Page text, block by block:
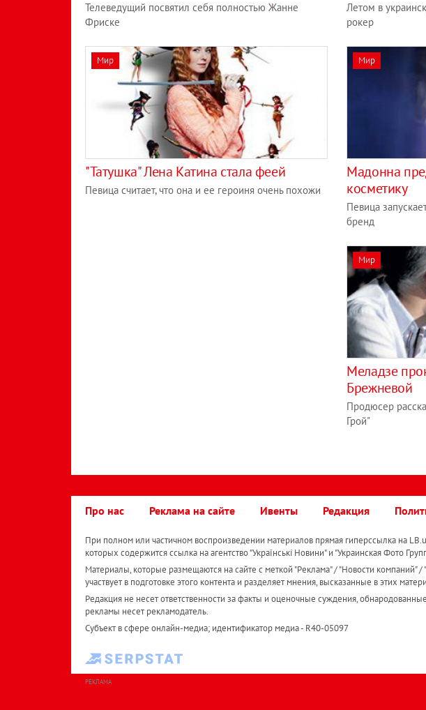
Телеведущий посвятил себя полностью Жанне
Фриске
Летом в
рокер
Мир
"Татушка" Лена Катина стала феей
Певица считает, что она и ее героиня очень похожи
Мир
Мадонна
косметику
Певица
бренд
Мир
Меладзе
Брежневой
Продюсер
Грой"
Про нас Реклама на сайте Ивенты Редакция
При полном или частичном воспроизведении материалов прямая гиперссылка на
которых содержится ссылка на агентство "Українськi Новини" и "Украинская Фото
Материалы, которые размещаются на сайте с меткой "Реклама" / "Новости
участвует в подготовке этого контента и разделяет мнения, высказанные в этих
Редакция не несет ответственности за факты и оценочные суждения,
рекламы несет рекламодатель.
Субъект в сфере онлайн-медиа; идентификатор медиа - R40-05097
РЕКЛАМА